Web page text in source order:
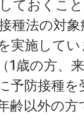
ておくこ
種法の対
実施して
1歳の方、
予防接種
齢以外の